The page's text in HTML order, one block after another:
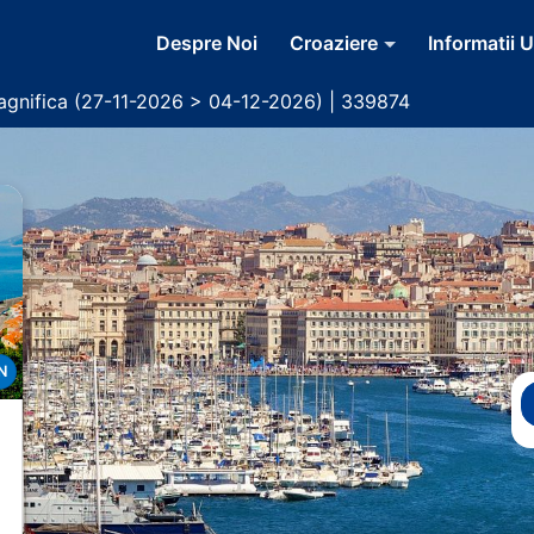
Despre Noi Croaziere Informatii
(27-11-2026 > 04-12-2026) | 339874